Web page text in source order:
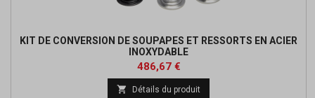
KIT DE CONVERSION DE SOUPAPES ET RESSORTS EN ACIER
INOXYDABLE
Prix
486,67 €
 Détails du produit